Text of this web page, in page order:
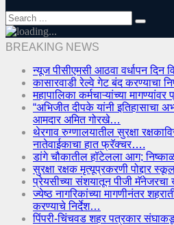
BREAKING NEWS
न्यूज पीसीएमसी आठवा वर्धापन दिन
कासारवाडी रेल्वे गेट बंद करण्याचा
महापालिका कर्मचाऱ्यांच्या
“अभिजीत दीपके यांनी इतिहासाचा
आमदार अमित गोरखे…
थेरगाव रुग्णालयातील सुरक्षा
नातेवाईकाचा हात फ्रॅक्चर….
डांगे चौकातील हॉटेलला आग;
सुरक्षा रक्षक मृत्यूप्रकरणी पोद्दार
प्रेयसीच्या संशयातून पीजी
ज्येष्ठ नागरिकांच्या मागणीनंतर
करण्याचे निर्देश…
पिंपरी-चिंचवड शहर पत्रकार